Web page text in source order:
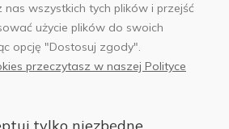
sklep@abfoto.pl
+48 797 971 275
wszystkich tych plików i przejść
użycie plików do swoich
opcję "Dostosuj zgody".
przeczytasz w naszej Polityce